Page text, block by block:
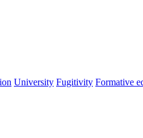
University Fugitivity Formative